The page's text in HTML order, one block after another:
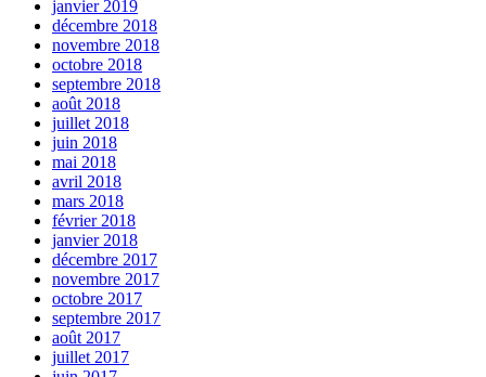
janvier 2019
décembre 2018
novembre 2018
octobre 2018
septembre 2018
août 2018
juillet 2018
juin 2018
mai 2018
avril 2018
mars 2018
février 2018
janvier 2018
décembre 2017
novembre 2017
octobre 2017
septembre 2017
août 2017
juillet 2017